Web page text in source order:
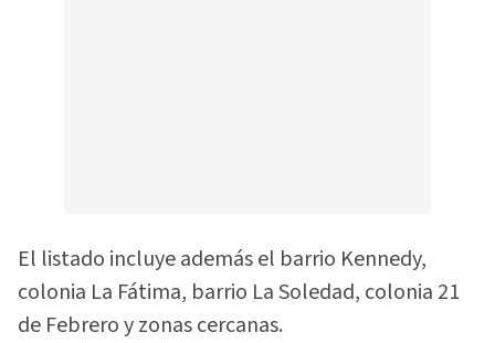
El listado incluye además el barrio Kennedy,
colonia La Fátima, barrio La Soledad, colonia 21
de Febrero y zonas cercanas.